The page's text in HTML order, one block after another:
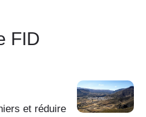
FID
et réduire